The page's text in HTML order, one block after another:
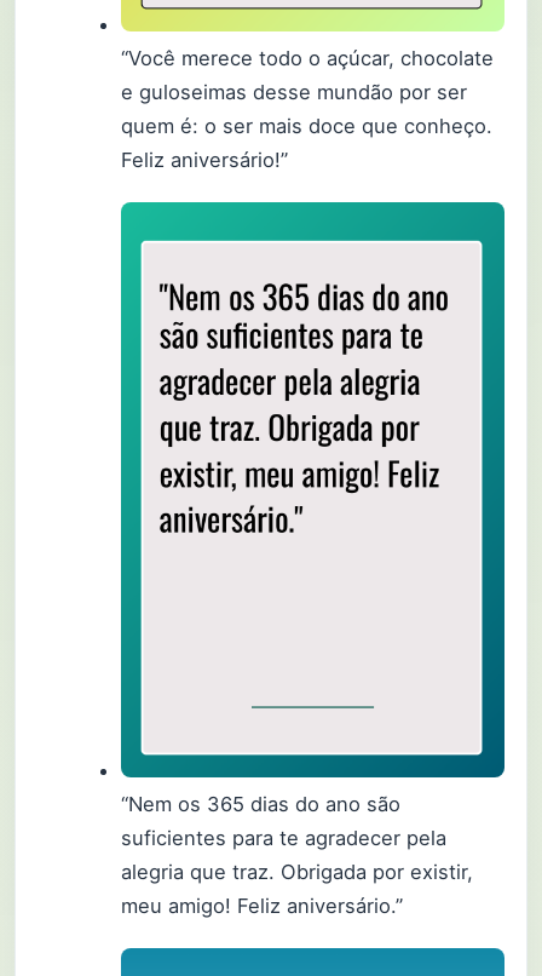
“Você merece todo o açúcar, chocolate
e guloseimas desse mundão por ser
quem é: o ser mais doce que conheço.
Feliz aniversário!”
“Nem os 365 dias do ano são
suficientes para te agradecer pela
alegria que traz. Obrigada por existir,
meu amigo! Feliz aniversário.”